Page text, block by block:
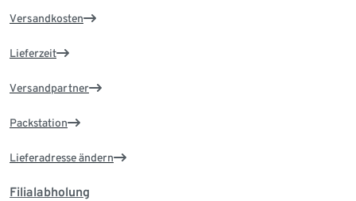
Versandkosten
Lieferzeit
Versandpartner
Packstation
Lieferadresse ändern
Filialabholung